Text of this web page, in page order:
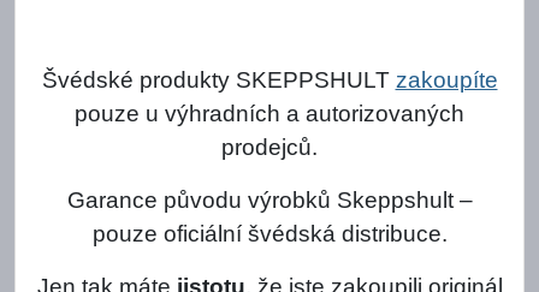
Švédské produkty SKEPPSHULT zakoupíte
pouze u výhradních a autorizovaných
prodejců.
Garance původu výrobků Skeppshult –
pouze oficiální švédská distribuce.
Jen tak máte jistotu, že jste zakoupili originál